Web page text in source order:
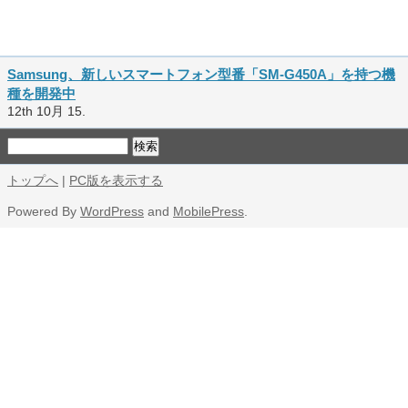
Samsung、新しいスマートフォン型番「SM-G450A」を持つ機
種を開発中
12th 10月 15.
トップへ | PC版を表示する
Powered By WordPress and MobilePress